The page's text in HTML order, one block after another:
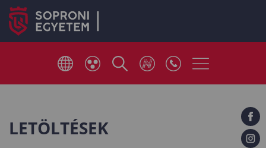
LETÖLTÉSEK